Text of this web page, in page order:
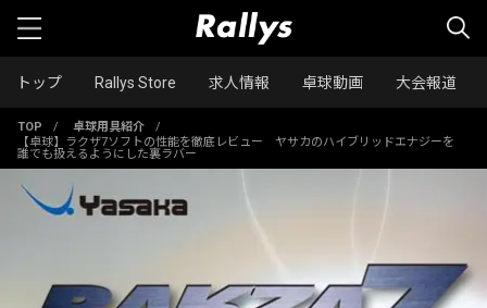
トップ Rallys Store 求人情報 卓球動画 大会報道
TOP / 卓球用具紹介
/
【卓球】ラクザ7ソフトの性能を徹底レビュー ヤサカのハイブリッドエナジーを
誰でも扱えるようにした裏ラバー